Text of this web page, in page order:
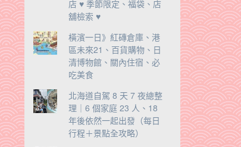
店 ♥ 季節限定、福袋、店
舖檢索 ♥
橫濱一日》紅磚倉庫、港
區未來21、百貨購物、日
清博物館、關內住宿、必
吃美食
北海道自駕 8 天 7 夜總整
理｜6 個家庭 23 人、18
年後依然一起出發（每日
行程＋景點全攻略）